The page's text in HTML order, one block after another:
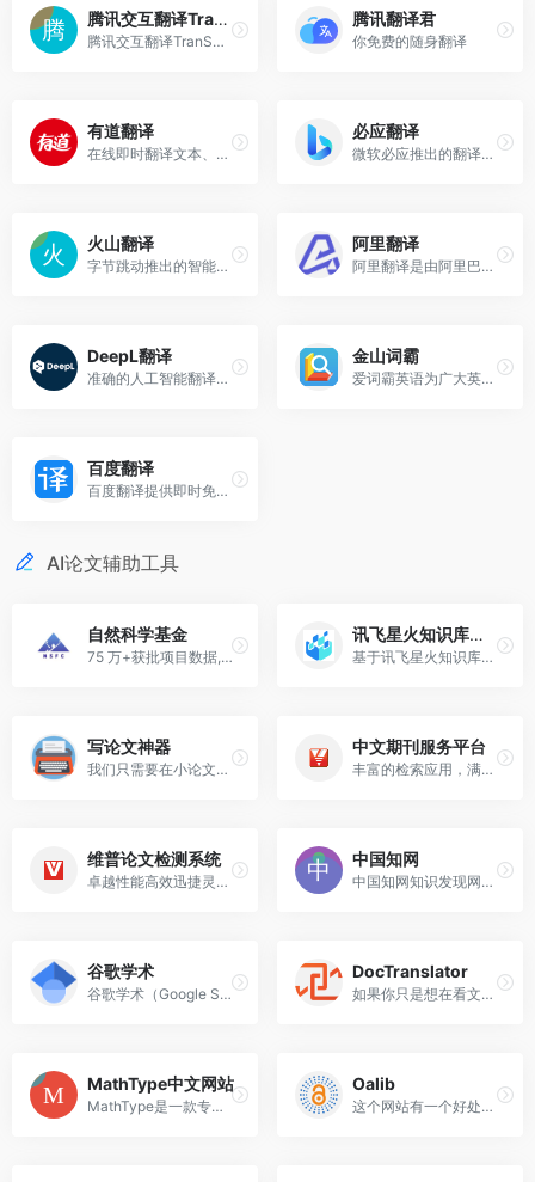
腾讯交互翻译TranSmart
腾讯交互翻译TranSmart是由腾讯AI Lab发布的一款AI辅助翻译产品
腾讯翻译君
你免费的随身翻译
有道翻译
在线即时翻译文本、文档、网页
必应翻译
微软必应推出的翻译工具
火山翻译
字节跳动推出的智能翻译工具
阿里翻译
阿里翻译是由阿里巴巴提供的多语种在线实时翻译网站，支持多种领域
DeepL翻译
准确的人工智能翻译工具
金山词霸
爱词霸英语为广大英语学习爱好者提供金山词霸、在线词典、在线翻译、英语学习资料、英语歌曲、英语真题在线测试、汉语查词等服务,爱词霸英语在线查词和在线翻译频道致力于为您提供优质的在线查词及在线翻译服务
百度翻译
百度翻译提供即时免费200+语言翻译服务，拥有网页、APP、API产品，支持文本翻译、文档翻译、图片翻译等特色功能，满足用户查词翻译、文献翻译、合同翻译等需求，随时随地沟通全世界
AI论文辅助工具
自然科学基金
75 万+获批项目数据,智能析热点,一键生成高质量申请书
讯飞星火知识库文档问答
基于讯飞星火知识库方案，高效检索文档信息，准确回答专业问题。提供Al分析、阅读、问答工具，让大模型助你高效了解文档内容。
写论文神器
我们只需要在小论文生成器中输入文章题目、学科类目、主关键词和副关键词，小论文神器就会生成多篇相关论文。
中文期刊服务平台
丰富的检索应用，满足用户查全、查准、查新等多场景检索应用。
维普论文检测系统
卓越性能高效迅捷灵活安全精...
中国知网
中国知网知识发现网络平台—面向海内外读者提供中国学术文献
谷歌学术
谷歌学术（Google Scholar）是一个免费的学术搜索引擎，致力于帮助用户快速找到各种学术文献和研究成果。
DocTranslator
如果你只是想在看文献时，查找个别不认识的词，可以用下面这个网站。
MathType中文网站
MathType是一款专业的数学公式编辑器
Oalib
这个网站有一个好处是，你搜索出来文献以后，它会有相关的文章推荐，而且在右边会有相应的期刊推荐。